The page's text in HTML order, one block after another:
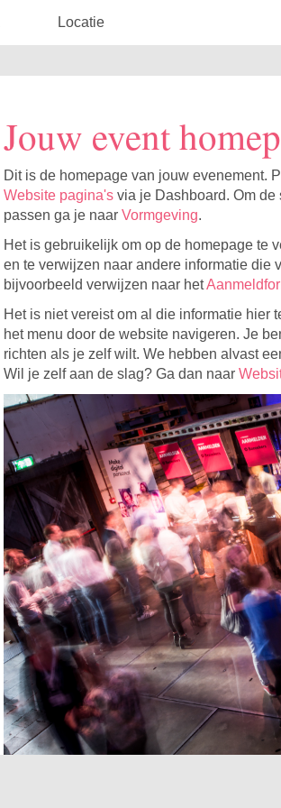
Locatie
Jouw event
Dit is de homepage van jouw evenement.
Website pagina's via je Dashboard. Om
passen ga je naar Vormgeving.
Het is gebruikelijk om op de homepage te
en te verwijzen naar andere informatie die
bijvoorbeeld verwijzen naar het
Het is niet vereist om al die informatie hier
het menu door de website navigeren. Je
richten als je zelf wilt. We hebben alvast
Wil je zelf aan de slag? Ga dan naar